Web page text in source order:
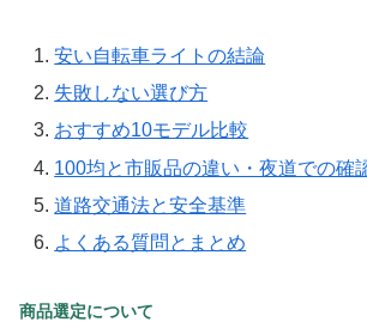
安い自転車ライトの結論
失敗しない選び方
おすすめ10モデル比較
100均と市販品の違い・夜道での確
道路交通法と安全基準
よくある質問とまとめ
商品選定について